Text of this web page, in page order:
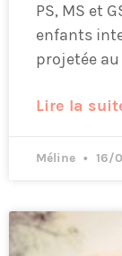
PS, MS et
enfants
projetée
Lire la
Méline 16/